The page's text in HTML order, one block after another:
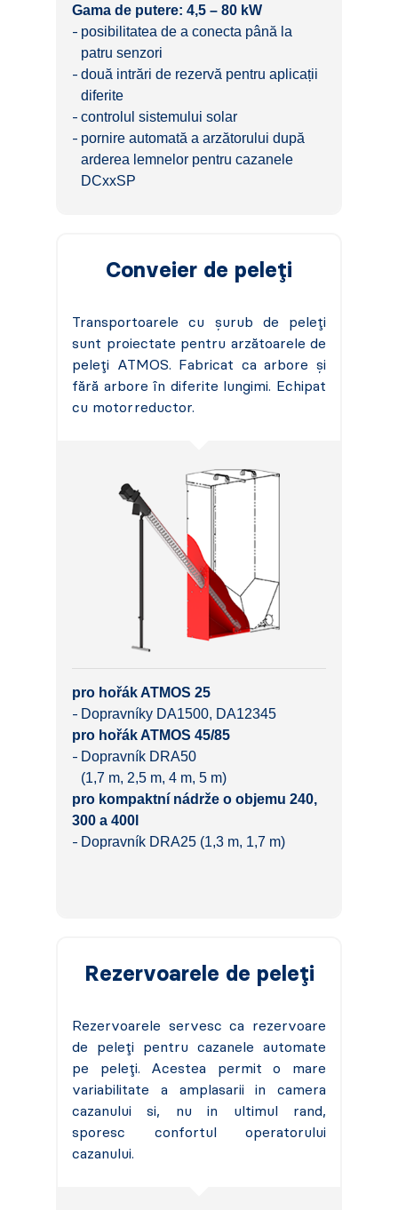
Gama de putere: 4,5 – 80 kW
posibilitatea de a conecta până la
patru senzori
două intrări de rezervă pentru aplicații
diferite
controlul sistemului solar
pornire automată a arzătorului după
arderea lemnelor pentru cazanele
DCxxSP
Conveier de peleți
Transportoarele cu șurub de peleți
sunt proiectate pentru arzătoarele de
peleți ATMOS. Fabricat ca arbore și
fără arbore în diferite lungimi. Echipat
cu motorreductor.
pro hořák ATMOS 25
Dopravníky DA1500, DA12345
pro hořák ATMOS 45/85
Dopravník DRA50
(1,7 m, 2,5 m, 4 m, 5 m)
pro kompaktní nádrže o objemu 240,
300 a 400l
Dopravník DRA25 (1,3 m, 1,7 m)
Rezervoarele de peleți
Rezervoarele servesc ca rezervoare
de peleți pentru cazanele automate
pe peleți. Acestea permit o mare
variabilitate a amplasarii in camera
cazanului si, nu in ultimul rand,
sporesc confortul operatorului
cazanului.